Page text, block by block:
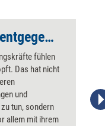
Erschöpfung in der Führung entgegenwirken
fühlen
Das hat nicht
und
tun, sondern
allem mit ihrem